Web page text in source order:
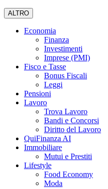
ALTRO
Economia
Finanza
Investimenti
Imprese (PMI)
Fisco e Tasse
Bonus Fiscali
Leggi
Pensioni
Lavoro
Trova Lavoro
Bandi e Concorsi
Diritto del Lavoro
QuiFinanza AI
Immobiliare
Mutui e Prestiti
Lifestyle
Food Economy
Moda